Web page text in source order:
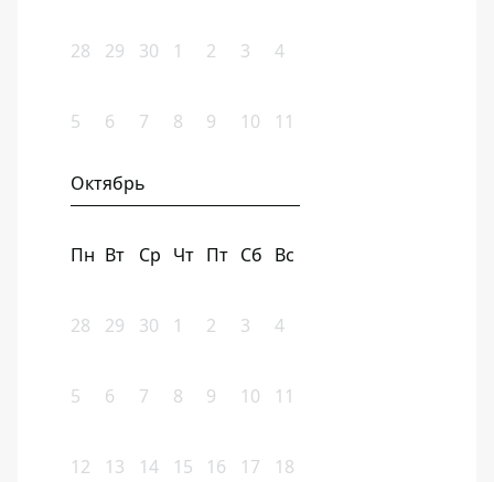
28 29 30 1 2 3 4
5 6 7 8 9 10 11
Октябрь
Пн Вт Ср Чт Пт Сб Вс
28 29 30 1 2 3 4
5 6 7 8 9 10 11
12 13 14 15 16 17 18